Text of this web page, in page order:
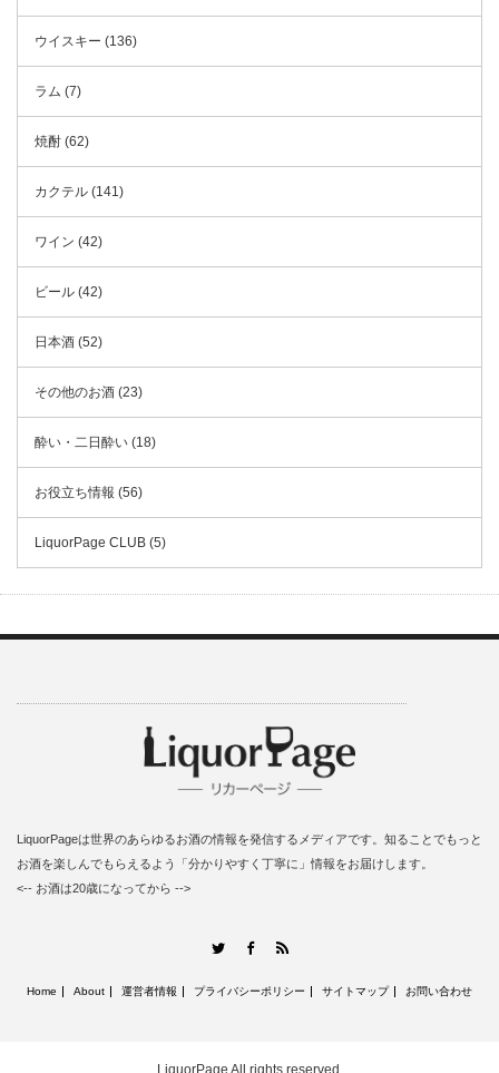
ウイスキー (136)
ラム (7)
焼酎 (62)
カクテル (141)
ワイン (42)
ビール (42)
日本酒 (52)
その他のお酒 (23)
酔い・二日酔い (18)
お役立ち情報 (56)
LiquorPage CLUB (5)
LiquorPageは世界のあらゆるお酒の情報を発信するメディアです。知ることでもっと
お酒を楽しんでもらえるよう「分かりやすく丁寧に」情報をお届けします。
<-- お酒は20歳になってから -->
TwitterFacebook
Home About 運営者情報 プライバシーポリシー サイトマップ お問い合わせ
LiquorPage All rights reserved.